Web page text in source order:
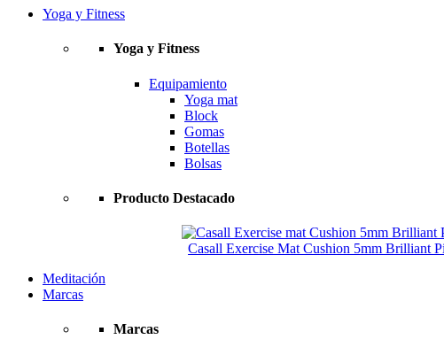
Yoga y Fitness
Yoga y Fitness
Equipamiento
Yoga mat
Block
Gomas
Botellas
Bolsas
Producto Destacado
Casall Exercise Mat Cushion 5mm Brilliant
Meditación
Marcas
Marcas